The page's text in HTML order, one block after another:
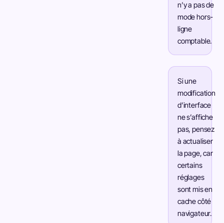
n’y a pas de
mode hors-
ligne
comptable.
Si une
modification
d’interface
ne s’affiche
pas, pensez
à actualiser
la page, car
certains
réglages
sont mis en
cache côté
navigateur.